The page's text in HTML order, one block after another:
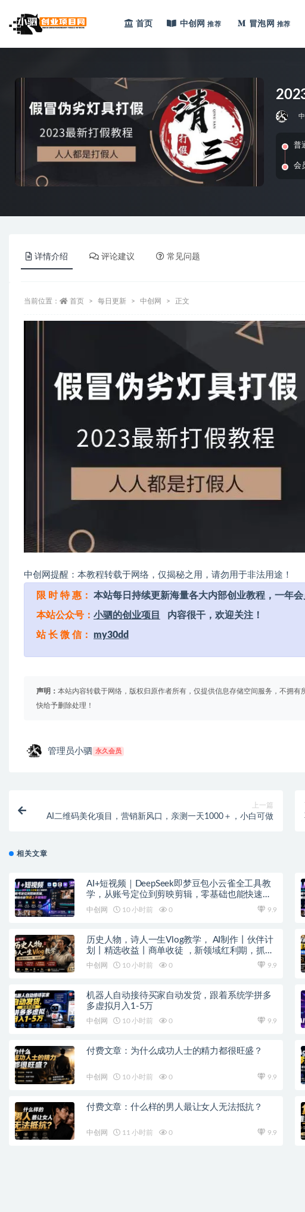
首页 中创网 推荐 冒泡网 推荐
普
会
详情介绍 评论建议 常见问题
当前位置： 首页 每日更新 中创网 正文
中创网提醒：本教程转载于网络，仅揭秘之用，请勿用于非法用途！
限 时 特 惠： 本站每日持续更新海量各大内部创业教程，一年
本站公众号： 小驷的创业项目 内容很干，欢迎关注！
站 长 微 信： my30dd
声明： 本站内容转载于网络，版权归原作者所有，仅提供信息存储空间服务，不拥
快给予删除处理！
管理员小驷 永久会员
上一篇
AI二维码美化项目，营销新风口，亲测一天1000＋，小白可做
相关文章
AI+短视频｜DeepSeek即梦豆包小云雀全工具教
学，从账号定位到剪映剪辑，零基础也能快速上
手做爆款
中创网 10 小时前 0 9.9
历史人物，诗人一生Vlog教学， AI制作丨伙伴计
划丨精选收益丨商单收徒 ，新领域红利期，抓紧
做
中创网 10 小时前 0 9.9
机器人自动接待买家自动发货，跟着系统学拼多
多虚拟月入1-5万
中创网 10 小时前 0 9.9
付费文章：为什么成功人士的精力都很旺盛？
中创网 10 小时前 0 9.9
付费文章：什么样的男人最让女人无法抵抗？
中创网 11 小时前 0 9.9